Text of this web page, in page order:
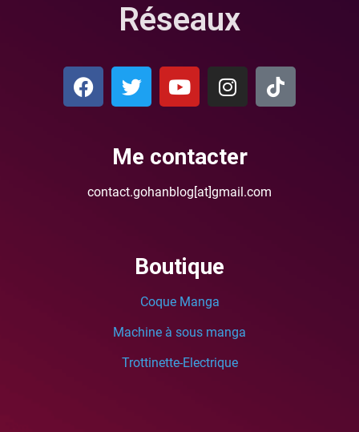
Réseaux
Me contacter
contact.gohanblog[at]gmail.com
Boutique
Coque Manga
Machine à sous manga
Trottinette-Electrique